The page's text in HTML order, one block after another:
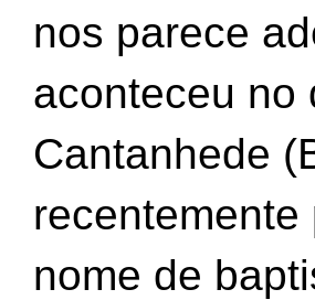
nos parece
aconteceu no
Cantanhede
nome de